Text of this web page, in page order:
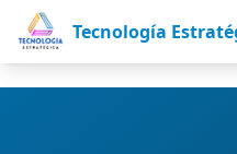
Tecnología